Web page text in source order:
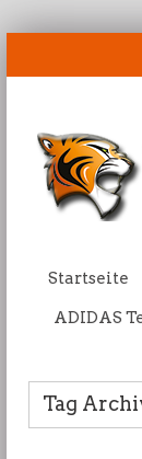
Startseite
ADIDAS
Tag